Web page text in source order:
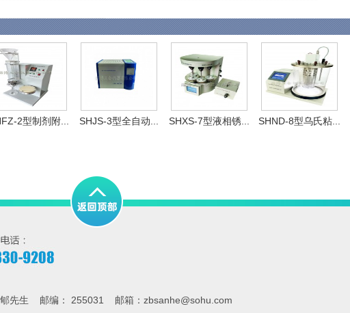
2型制剂附... SHJS-3型全自动... SHXS-7型液相锈... SHND-8型乌氏粘...
郇先生 邮编： 255031 邮箱：zbsanhe@sohu.com